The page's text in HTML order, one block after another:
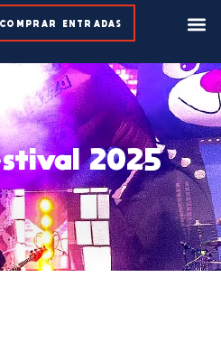
COMPRAR ENTRADAS
2025